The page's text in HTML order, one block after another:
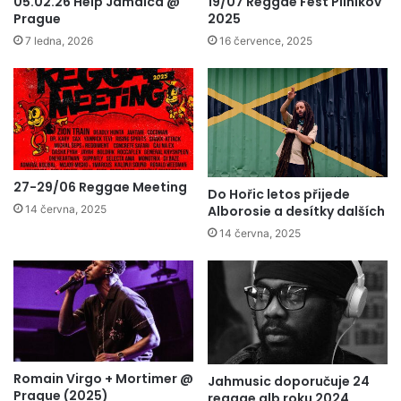
Prague
7 ledna, 2026
2025
16 července, 2025
27-29/06 Reggae Meeting
14 června, 2025
Do Hořic letos přijede
Alborosie a desítky dalších
14 června, 2025
Romain Virgo + Mortimer @
Prague (2025)
Jahmusic doporučuje 24